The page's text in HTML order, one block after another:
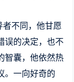
者不同，他甘愿
误的决定，也不
智囊，他依然热
。一向好奇的